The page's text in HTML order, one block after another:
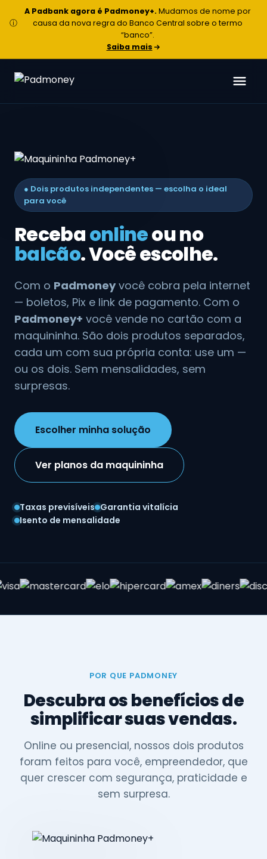
ⓘ
A Padbank agora é Padmoney+. Mudamos de nome por
causa da nova regra do Banco Central sobre o termo
“banco”.
Saiba mais
● Dois produtos independentes — escolha o ideal
para você
Recebaonlineou no
balcão. Você escolhe.
Com o Padmoneyvocê cobra pela internet
— boletos, Pix e link de pagamento. Com o
Padmoney+ você vende no cartão com a
maquininha. São dois produtos separados,
cada um com sua própria conta: use um —
ou os dois. Sem mensalidades, sem
surpresas.
Escolher minha solução
Ver planos da maquininha
Taxas previsíveis Garantia vitalícia
Isento de mensalidade
POR QUE PADMONEY
Descubra os benefícios de
simplificar suas vendas.
Online ou presencial, nossos dois produtos
foram feitos para você, empreendedor, que
quer crescer com segurança, praticidade e
sem surpresa.